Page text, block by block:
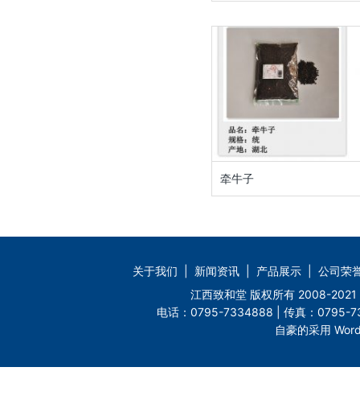
牵牛子
关于我们 新闻资讯 产品展示
公司荣
江西致和堂 版权所有 2008-
电话：0795-7334888 | 传真：0795-
自豪的采用